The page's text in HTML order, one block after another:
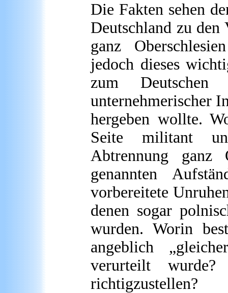
Die Fakten sehen
Deutschland zu den
ganz
jedoch dieses
zum
unternehmerischer
hergeben wollte.
Seite militant
Abtrennung ganz
genannten
vorbereitete
denen sogar
wurden. Worin
angeblich
verurteilt
richtigzustellen?